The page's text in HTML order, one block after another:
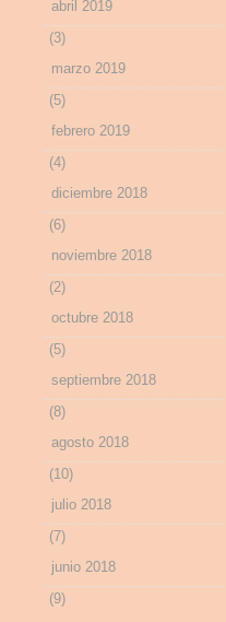
abril 2019
(3)
marzo 2019
(5)
febrero 2019
(4)
diciembre 2018
(6)
noviembre 2018
(2)
octubre 2018
(5)
septiembre 2018
(8)
agosto 2018
(10)
julio 2018
(7)
junio 2018
(9)